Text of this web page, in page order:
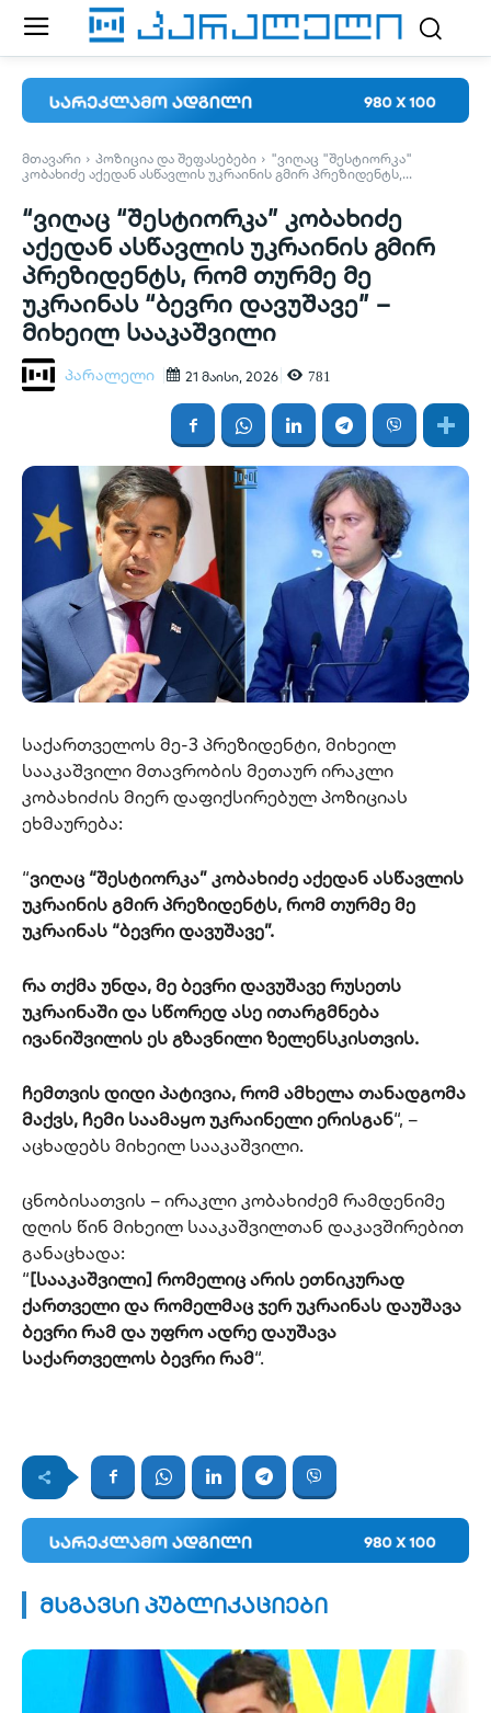
ᲛᲗᲐᲕᲐᲠᲘ ᲞᲝᲖᲘᲪᲘᲐ ᲓᲐ ᲨᲔᲤᲐᲡᲔᲑᲔᲑᲘ
"ᲕᲘᲦᲐᲪ "ᲨᲔᲡᲢᲘᲝᲠᲙᲐ"
ᲙᲝᲑᲐᲮᲘᲫᲔ ᲐᲥᲔᲓᲐᲜ ᲐᲡᲬᲐᲕᲚᲘᲡ ᲣᲙᲠᲐᲘᲜᲘᲡ ᲒᲛᲘᲠ ᲞᲠᲔᲖᲘᲓᲔᲜᲢᲡ,...
“ვიღაც “შესტიორკა” კობახიძე
აქედან ასწავლის უკრაინის გმირ
პრეზიდენტს, რომ თურმე მე
უკრაინას “ბევრი დავუშავე” –
მიხეილ სააკაშვილი
პარალელი 21 მაისი, 2026 781
საქართველოს მე-3 პრეზიდენტი, მიხეილ
სააკაშვილი მთავრობის მეთაურ ირაკლი
კობახიძის მიერ დაფიქსირებულ პოზიციას
ეხმაურება:
“ვიღაც “შესტიორკა” კობახიძე აქედან ასწავლის
უკრაინის გმირ პრეზიდენტს, რომ თურმე მე
უკრაინას “ბევრი დავუშავე”.
რა თქმა უნდა, მე ბევრი დავუშავე რუსეთს
უკრაინაში და სწორედ ასე ითარგმნება
ივანიშვილის ეს გზავნილი ზელენსკისთვის.
ჩემთვის დიდი პატივია, რომ ამხელა თანადგომა
მაქვს, ჩემი საამაყო უკრაინელი ერისგან“, –
აცხადებს მიხეილ სააკაშვილი.
ცნობისათვის – ირაკლი კობახიძემ რამდენიმე
დღის წინ მიხეილ სააკაშვილთან დაკავშირებით
განაცხადა:
“[სააკაშვილი] რომელიც არის ეთნიკურად
ქართველი და რომელმაც ჯერ უკრაინას დაუშავა
ბევრი რამ და უფრო ადრე დაუშავა
საქართველოს ბევრი რამ“.
მსგავსი პუბლიკაციები